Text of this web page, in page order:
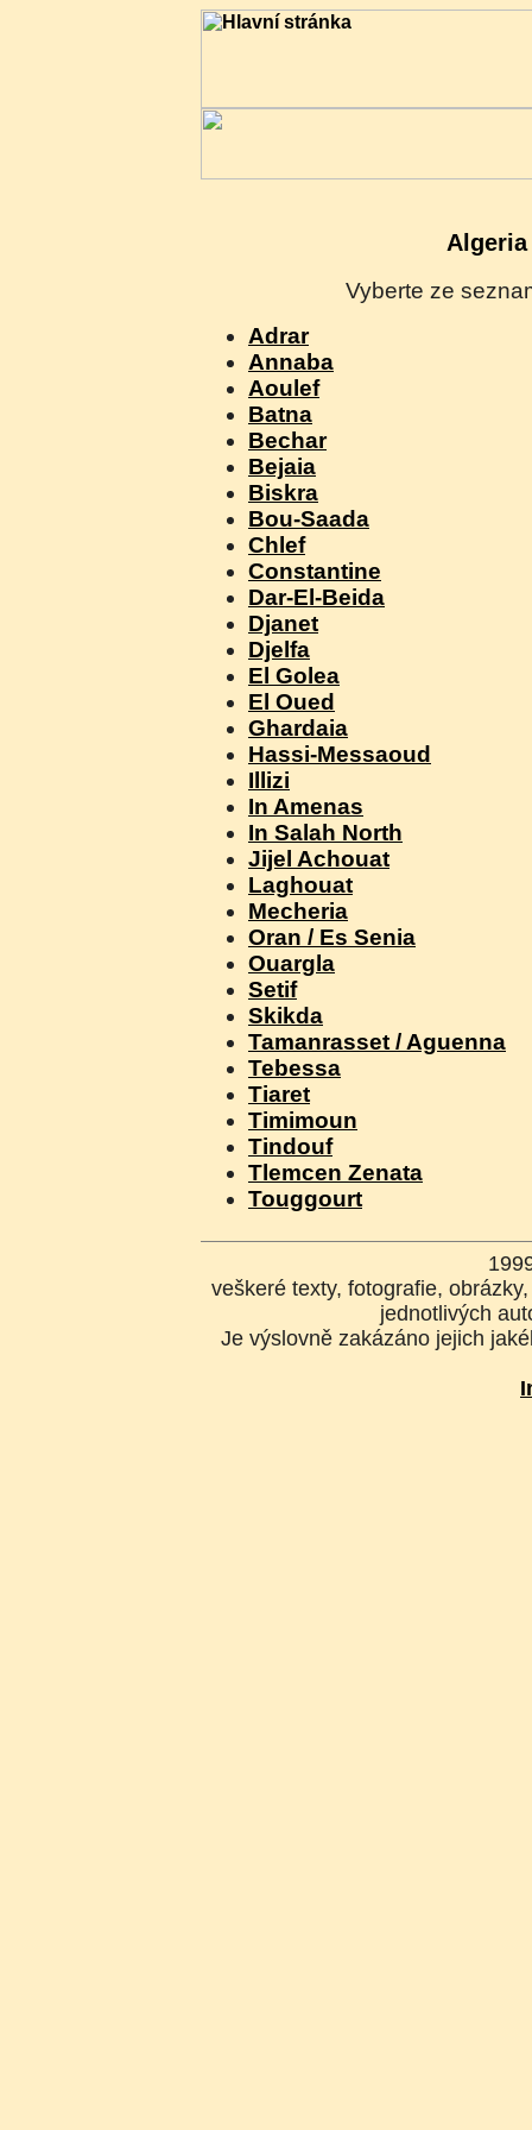
Algeria
Vyberte ze
Adrar
Annaba
Aoulef
Batna
Bechar
Bejaia
Biskra
Bou-Saada
Chlef
Constantine
Dar-El-Beida
Djanet
Djelfa
El Golea
El Oued
Ghardaia
Hassi-Messaoud
Illizi
In Amenas
In Salah North
Jijel Achouat
Laghouat
Mecheria
Oran / Es Senia
Ouargla
Setif
Skikda
Tamanrasset / Aguenna
Tebessa
Tiaret
Timimoun
Tindouf
Tlemcen Zenata
Touggourt
veškeré texty, fotografie,
jednotlivých
Je výslovně zakázáno jejich